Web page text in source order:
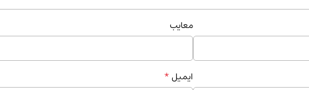
معایب
ایمیل*